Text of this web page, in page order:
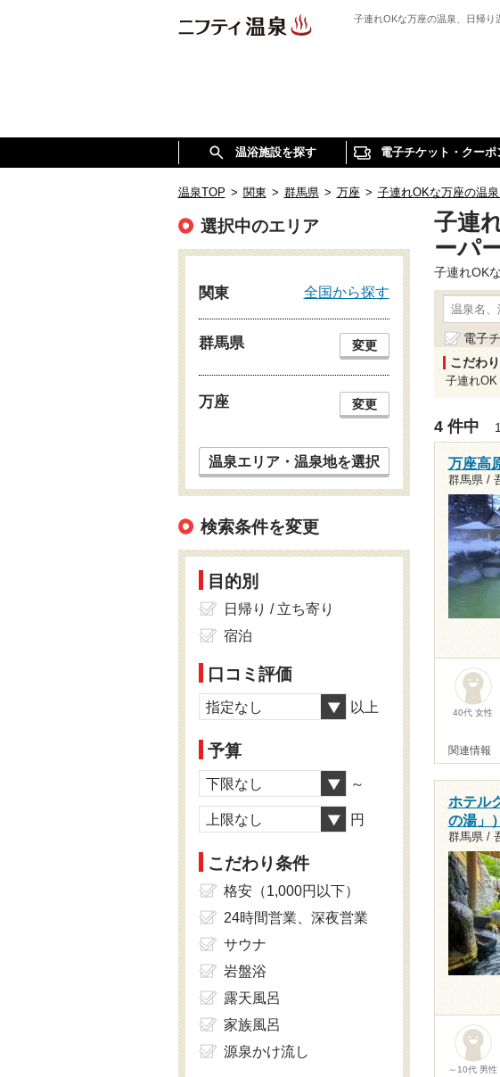
子連れOKな万座の温泉、日帰り
温浴施設を探す 電子チケット・クーポ
温泉TOP > 関東 > 群馬県 > 万座 > 子連れOKな万座の温
子連
ーパ
子連れOK
電子
こだわ
子連れOK
4 件中
万座高
群馬県 /
40代 女性
関連情報
ホテル
の湯」）
群馬県 /
～10代 男性
選択中のエリア
関東 全国から探す
群馬県 変更
万座 変更
温泉エリア・温泉地を選択
検索条件を変更
目的別
日帰り / 立ち寄り
宿泊
口コミ評価
指定なし 以上
予算
下限なし ～
上限なし 円
こだわり条件
格安（1,000円以下）
24時間営業、深夜営業
サウナ
岩盤浴
露天風呂
家族風呂
源泉かけ流し